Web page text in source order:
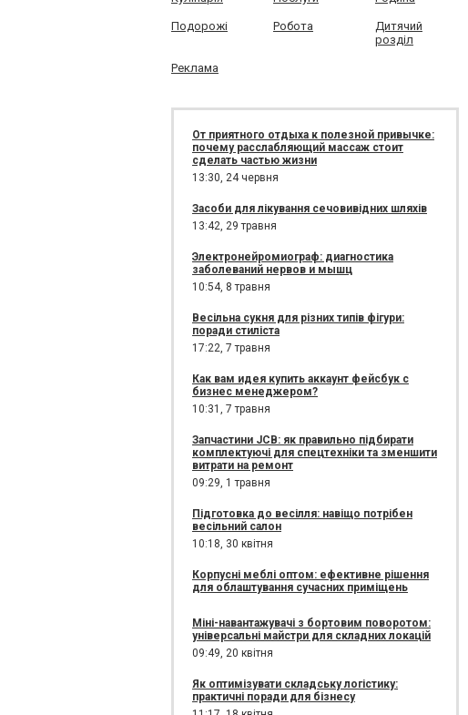
Подорожі Робота
Дитячий
розділ
Реклама
От приятного отдыха к полезной привычке:
почему расслабляющий массаж стоит
сделать частью жизни
13:30, 24 червня
Засоби для лікування сечовивідних шляхів
13:42, 29 травня
Электронейромиограф: диагностика
заболеваний нервов и мышц
10:54, 8 травня
Весільна сукня для різних типів фігури:
поради стиліста
17:22, 7 травня
Как вам идея купить аккаунт фейсбук с
бизнес менеджером?
10:31, 7 травня
Запчастини JCB: як правильно підбирати
комплектуючі для спецтехніки та зменшити
витрати на ремонт
09:29, 1 травня
Підготовка до весілля: навіщо потрібен
весільний салон
10:18, 30 квітня
Корпусні меблі оптом: ефективне рішення
для облаштування сучасних приміщень
Міні-навантажувачі з бортовим поворотом:
універсальні майстри для складних локацій
09:49, 20 квітня
Як оптимізувати складську логістику:
практичні поради для бізнесу